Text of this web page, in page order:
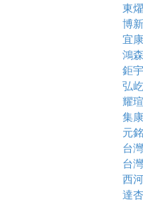
東
博
宜
鴻
鉅
弘
耀
集
元
台
台
西
達